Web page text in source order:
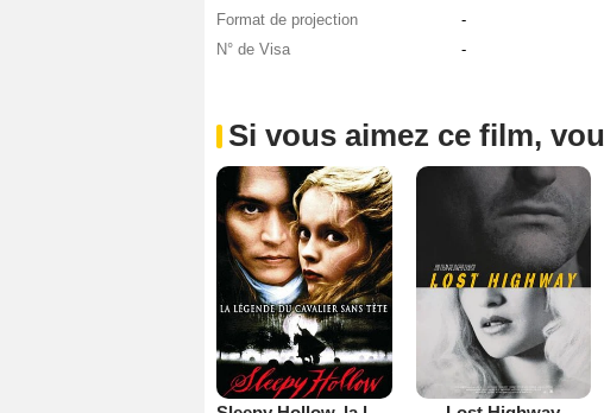
Format de projection
-
N° de Visa
-
Si vous aimez ce film,